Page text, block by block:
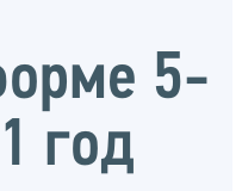
5-
год